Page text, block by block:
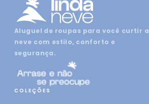
Aluguel de roupas para você curtir a
neve com estilo, conforto e
segurança.
COLEÇÕES